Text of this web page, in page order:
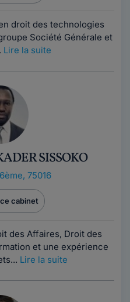
droit des technologies
Société Générale et
Lire la suite
SISSOKO
75016
cabinet
des Affaires, Droit des
et une expérience
Lire la suite